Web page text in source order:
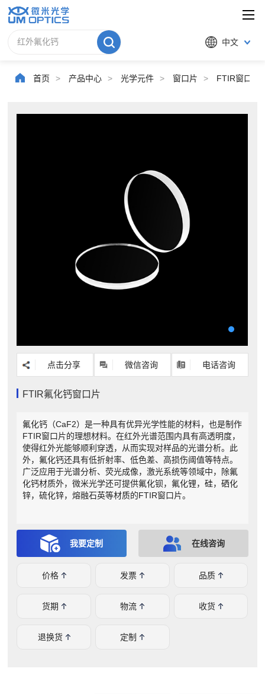
中文
首页 > 产品中心 > 光学元件 > 窗口片 > FTIR窗口片
点击分享 微信咨询 电话咨询
FTIR氟化钙窗口片
氟化钙（CaF2）是一种具有优异光学性能的材料，也是制作
FTIR窗口片的理想材料。在红外光谱范围内具有高透明度，
使得红外光能够顺利穿透，从而实现对样品的光谱分析。此
外，氟化钙还具有低折射率、低色差、高损伤阈值等特点。
广泛应用于光谱分析、荧光成像，激光系统等领域中，除氟
化钙材质外，微米光学还可提供氟化钡，氟化锂，硅，硒化
锌，硫化锌，熔融石英等材质的FTIR窗口片。
我要定制 在线咨询
价格 发票 品质
货期 物流 收货
退换货 定制